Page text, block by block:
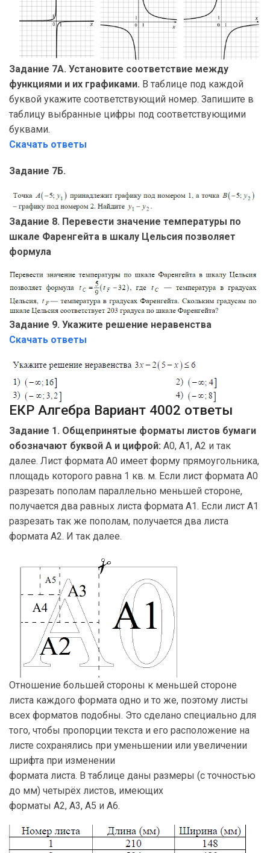
Задание 7А. Установите соответствие между
функциями и их графиками. В таблице под каждой
буквой укажите соответствующий номер. Запишите в
таблицу выбранные цифры под соответствующими
буквами.
Скачать ответы
Задание 7Б.
Задание 8. Перевести значение температуры по
шкале Фаренгейта в шкалу Цельсия позволяет
формула
Задание 9. Укажите решение неравенства
Скачать ответы
ЕКР Алгебра Вариант 4002 ответы
Задание 1. Общепринятые форматы листов бумаги
обозначают буквой А и цифрой: А0, А1, А2 и так
далее. Лист формата А0 имеет форму прямоугольника,
площадь которого равна 1 кв. м. Если лист формата А0
разрезать пополам параллельно меньшей стороне,
получается два равных листа формата А1. Если лист А1
разрезать так же пополам, получается два листа
формата А2. И так далее.
Отношение большей стороны к меньшей стороне
листа каждого формата одно и то же, поэтому листы
всех форматов подобны. Это сделано специально для
того, чтобы пропорции текста и его расположение на
листе сохранялись при уменьшении или увеличении
шрифта при изменении
формата листа. В таблице даны размеры (с точностью
до мм) четырёх листов, имеющих
форматы А2, А3, А5 и А6.